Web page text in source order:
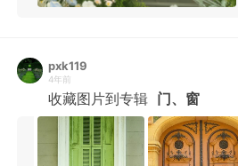
pxk119
4年前
收藏图片到专辑 门、窗